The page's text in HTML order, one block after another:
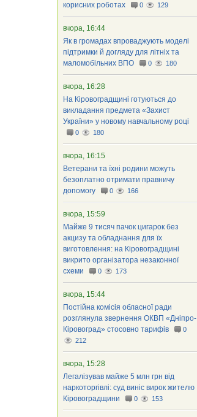
корисних роботах
0 129
вчора, 16:44
Як в громадах впроваджують моделі
підтримки й догляду для літніх та
маломобільних ВПО
0 180
вчора, 16:28
На Кіровоградщині готуються до
викладання предмета «Захист
України» у новому навчальному році
0 180
вчора, 16:15
Ветерани та їхні родини можуть
безоплатно отримати правничу
допомогу
0 166
вчора, 15:59
Майже 9 тисяч пачок цигарок без
акцизу та обладнання для їх
виготовлення: на Кіровоградщині
викрито організатора незаконної
схеми
0 173
вчора, 15:44
Постійна комісія обласної ради
розглянула звернення ОКВП «Дніпро-
Кіровоград» стосовно тарифів
0
212
вчора, 15:28
Легалізував майже 5 млн грн від
наркоторгівлі: суд виніс вирок жителю
Кіровоградщини
0 153